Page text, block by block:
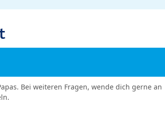
Bei weiteren Fragen, wende dich gerne an